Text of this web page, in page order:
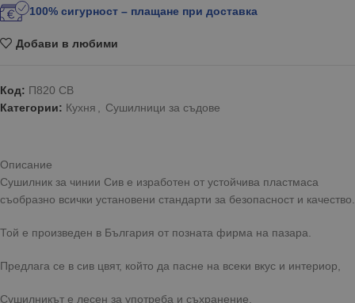
100% сигурност – плащане при доставка
Добави в любими
Код: П820 СВ
Категории: Кухня Сушилници за съдове
Описание
Сушилник за чинии Сив е изработен от устойчива пластмаса
съобразно всички установени стандарти за безопасност и качество.
Той е произведен в България от позната фирма на пазара.
Предлага се в сив цвят, който да пасне на всеки вкус и интериор,
Сушилникът е лесен за употреба и съхранение.